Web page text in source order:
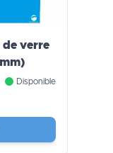
de verre
Disponible